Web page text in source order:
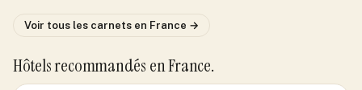
Voir tous les carnets en France →
Hôtels recommandés en France.